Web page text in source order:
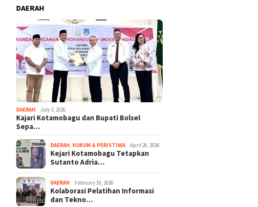
DAERAH
DAERAH July 3, 2026
Kajari Kotamobagu dan Bupati Bolsel
Sepa…
DAERAH, HUKUM & PERISTIWA April 28, 2026
Kejari Kotamobagu Tetapkan
Sutanto Adria…
DAERAH February 16, 2026
Kolaborasi Pelatihan Informasi
dan Tekno…